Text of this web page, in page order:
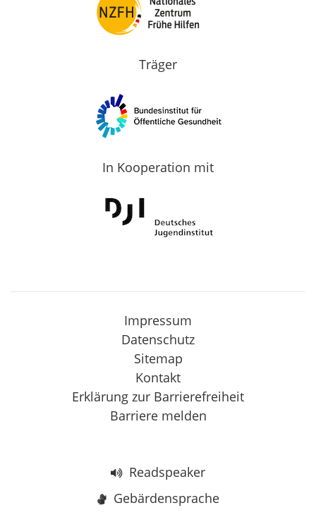
Träger
In Kooperation mit
Impressum
Datenschutz
Sitemap
Kontakt
Erklärung zur Barrierefreiheit
Barriere melden
Readspeaker
Gebärdensprache